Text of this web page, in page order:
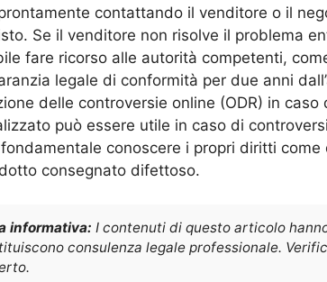
contattando il venditore o il
Se il venditore non risolve il problema
fare ricorso alle autorità competenti,
legale di conformità per due anni
delle controversie online (ODR) in
può essere utile in caso di
conoscere i propri diritti
consegnato difettoso.
informativa: I contenuti di questo articolo
consulenza legale professionale.